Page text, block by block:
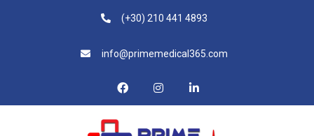
(+30) 210 441 4893
info@primemedical365.com